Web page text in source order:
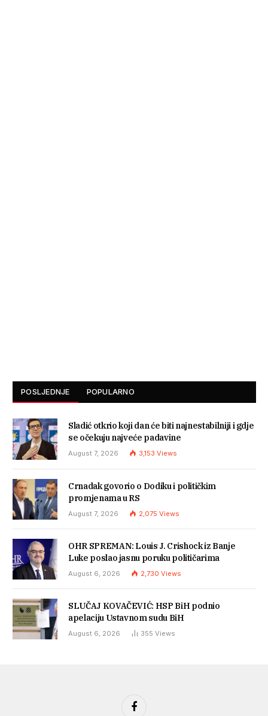
POSLJEDNJE POPULARNO
Sladić otkrio koji dan će biti najnestabilniji i gdje
se očekuju najveće padavine
August 7, 2026 3,153 Views
Crnadak govorio o Dodiku i političkim
promjenama u RS
August 7, 2026 2,075 Views
OHR SPREMAN: Louis J. Crishock iz Banje
Luke poslao jasnu poruku političarima
August 6, 2026 2,730 Views
SLUČAJ KOVAČEVIĆ: HSP BiH podnio
apelaciju Ustavnom sudu BiH
August 6, 2026 355 Views
Facebook